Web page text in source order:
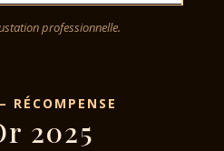
professionnelle.
RÉCOMPENSE
2025